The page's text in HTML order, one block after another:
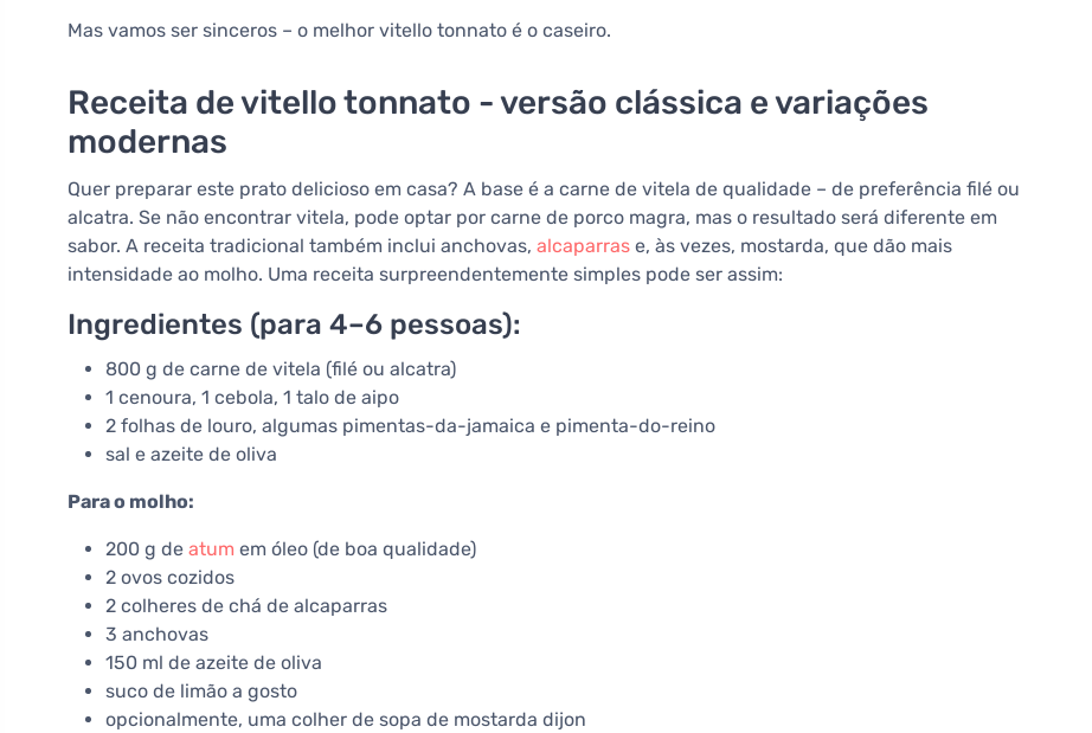
Mas vamos ser sinceros – o melhor vitello tonnato é o caseiro.
Receita de vitello tonnato - versão clássica e variações
modernas
Quer preparar este prato delicioso em casa? A base é a carne de vitela de qualidade – de preferência filé ou
alcatra. Se não encontrar vitela, pode optar por carne de porco magra, mas o resultado será diferente em
sabor. A receita tradicional também inclui anchovas, alcaparras e, às vezes, mostarda, que dão mais
intensidade ao molho. Uma receita surpreendentemente simples pode ser assim:
Ingredientes (para 4–6 pessoas):
800 g de carne de vitela (filé ou alcatra)
1 cenoura, 1 cebola, 1 talo de aipo
2 folhas de louro, algumas pimentas-da-jamaica e pimenta-do-reino
sal e azeite de oliva
Para o molho:
200 g de atum em óleo (de boa qualidade)
2 ovos cozidos
2 colheres de chá de alcaparras
3 anchovas
150 ml de azeite de oliva
suco de limão a gosto
opcionalmente, uma colher de sopa de mostarda dijon